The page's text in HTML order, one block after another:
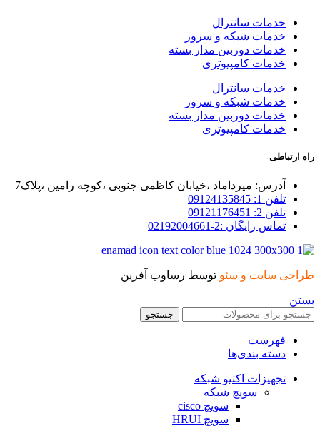
خدمات سانترال
خدمات شبکه و سرور
خدمات دوربین مدار بسته
خدمات کامپیوتری
خدمات سانترال
خدمات شبکه و سرور
خدمات دوربین مدار بسته
خدمات کامپیوتری
راه ارتباطی
آدرس: میرداماد ،خیابان کاظمی جنوبی ،کوچه رامین ،پلاک7
تلفن 1: 09124135845
تلفن 2: 09121176451
تماس رایگان :2-02192004661
طراحی سایت و سئو توسط رساوب آفرین
بستن
جستجو
فهرست
دسته بندی‌ها
تجهیزات اکتیو شبکه
سویچ شبکه
سویچ cisco
سویچ HRUI